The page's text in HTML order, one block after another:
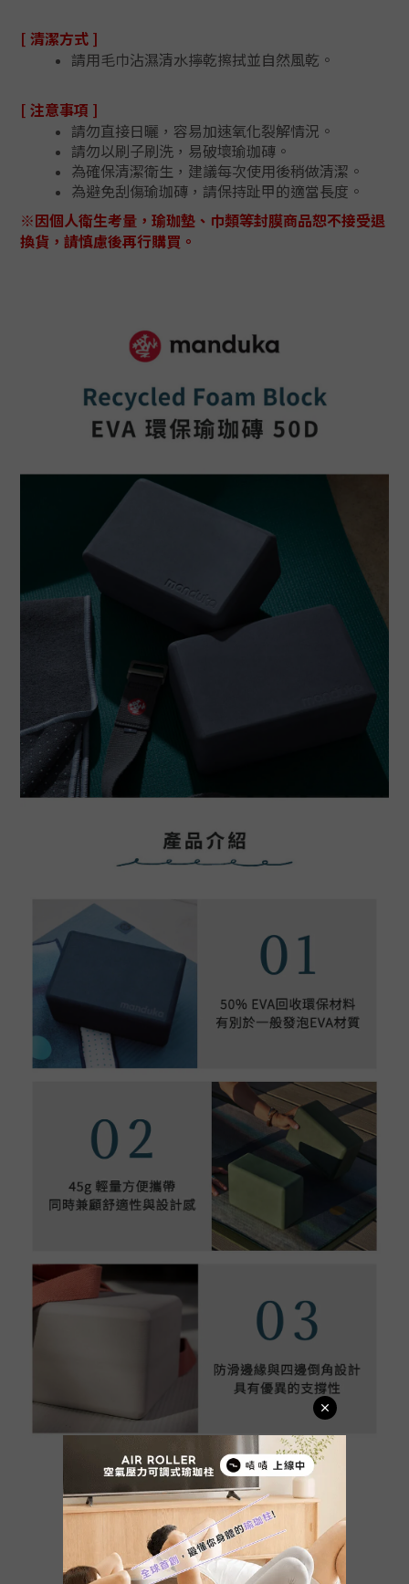
[ 清潔方式 ]
請用毛巾沾濕清水擰乾擦拭並自然風乾。
[ 注意事項 ]
請勿直接日曬，容易加速氧化裂解情況。
請勿以刷子刷洗，易破壞瑜珈磚。
為確保清潔衛生，建議每次使用後稍做清潔。
為避免刮傷瑜珈磚，請保持趾甲的適當長度。
※因個人衛生考量，瑜珈墊、巾類等封膜商品恕不接受退
換貨，請慎慮後再行購買。